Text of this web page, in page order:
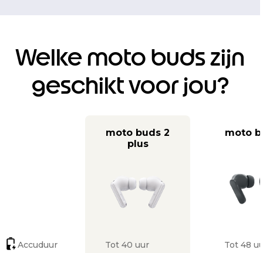
Welke moto buds zijn
geschikt voor jou?
Accuduur
moto buds 2
plus
Tot 40 uur
moto
Tot 48